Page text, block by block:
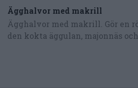
Ägghalvor med makrill
Ägghalvor med makrill. Gör en
den kokta äggulan, majonnäs